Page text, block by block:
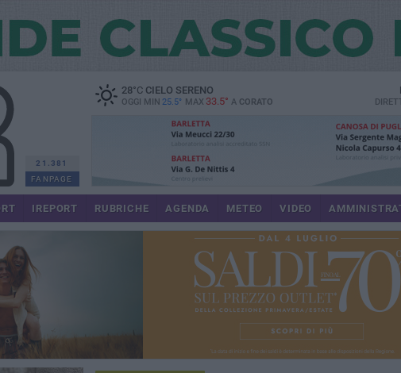
21.381
FANPAGE
28°CCIELO SERENO
OGGI MIN 25.5° MAX 33.5° A CORATO
IREPORT RUBRICHE AGENDA METEO VIDEO